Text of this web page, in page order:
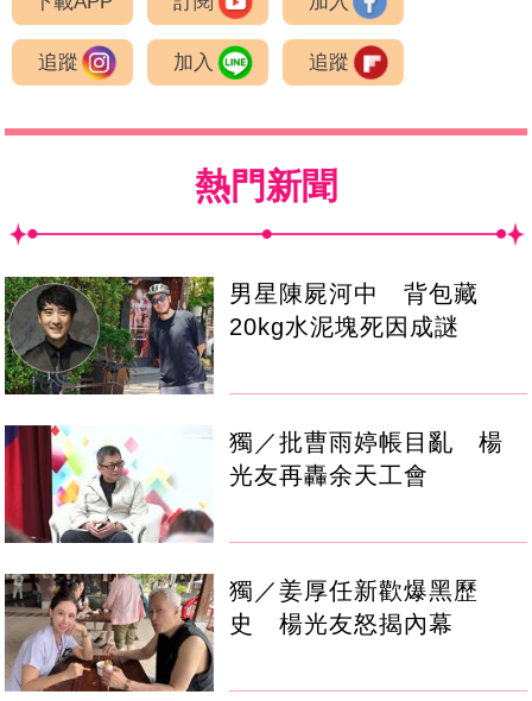
追蹤 加入 追蹤
熱門新聞
男星陳屍河中 背包藏
20kg水泥塊死因成謎
獨／批曹雨婷帳目亂 楊
光友再轟余天工會
獨／姜厚任新歡爆黑歷
史 楊光友怒揭內幕